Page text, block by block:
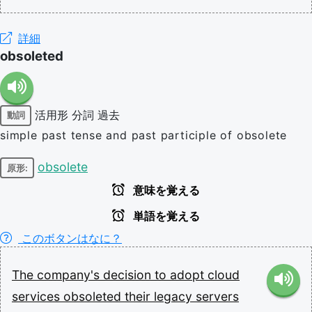
詳細
obsoleted
動詞 活用形 分詞 過去
simple past tense and past participle of obsolete
原形: obsolete
意味を覚える
単語を覚える
このボタンはなに？
The company's decision to adopt cloud
services obsoleted their legacy servers